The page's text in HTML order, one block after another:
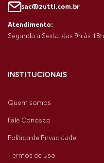
sac@zutti.com.br
Atendimento:
Segunda a Sexta. das 9h às 18h
INSTITUCIONAIS
Quem somos
Fale Conosco
Política de Privacidade
Termos de Uso